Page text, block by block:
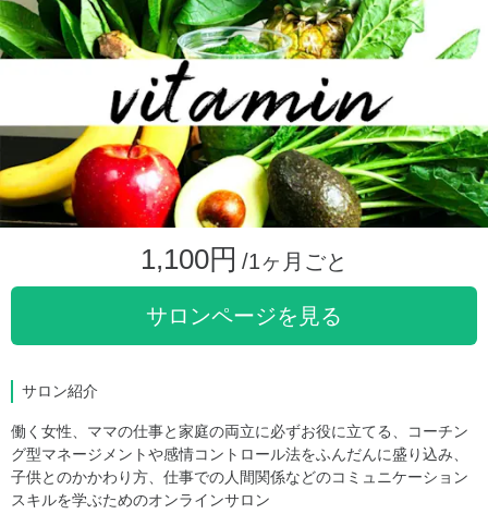
1,100円 /1ヶ月ごと
サロンページを見る
サロン紹介
働く女性、ママの仕事と家庭の両立に必ずお役に立てる、コーチン
グ型マネージメントや感情コントロール法をふんだんに盛り込み、
子供とのかかわり方、仕事での人間関係などのコミュニケーション
スキルを学ぶためのオンラインサロン